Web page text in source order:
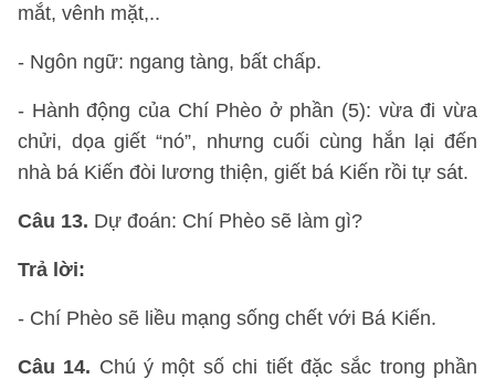
mắt, vênh mặt,..
- Ngôn ngữ: ngang tàng, bất chấp.
- Hành động của Chí Phèo ở phần (5): vừa đi vừa
chửi, dọa giết “nó”, nhưng cuối cùng hắn lại đến
nhà bá Kiến đòi lương thiện, giết bá Kiến rồi tự sát.
Câu 13. Dự đoán: Chí Phèo sẽ làm gì?
Trả lời:
- Chí Phèo sẽ liều mạng sống chết với Bá Kiến.
Câu 14. Chú ý một số chi tiết đặc sắc trong phần